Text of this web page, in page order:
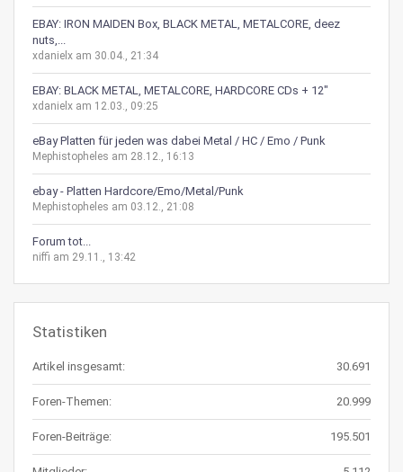
EBAY: IRON MAIDEN Box, BLACK METAL, METALCORE, deez
nuts,...
xdanielx am 30.04., 21:34
EBAY: BLACK METAL, METALCORE, HARDCORE CDs + 12"
xdanielx am 12.03., 09:25
eBay Platten für jeden was dabei Metal / HC / Emo / Punk
Mephistopheles am 28.12., 16:13
ebay - Platten Hardcore/Emo/Metal/Punk
Mephistopheles am 03.12., 21:08
Forum tot...
niffi am 29.11., 13:42
Statistiken
Artikel insgesamt: 30.691
Foren-Themen: 20.999
Foren-Beiträge: 195.501